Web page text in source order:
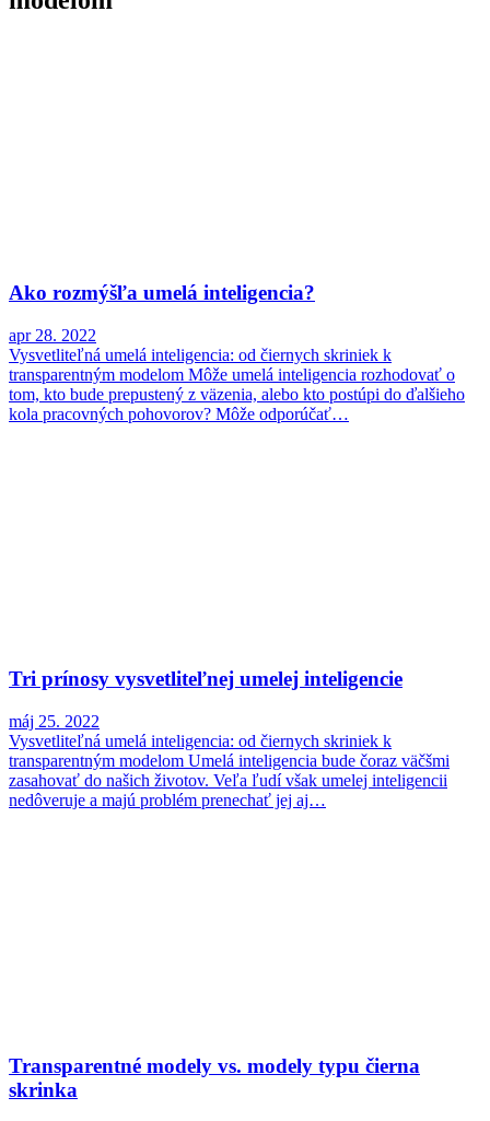
Ako rozmýšľa umelá inteligencia?
apr 28. 2022
Vysvetliteľná umelá inteligencia: od čiernych skriniek k
transparentným modelom Môže umelá inteligencia rozhodovať o
tom, kto bude prepustený z väzenia, alebo kto postúpi do ďalšieho
kola pracovných pohovorov? Môže odporúčať…
Tri prínosy vysvetliteľnej umelej inteligencie
máj 25. 2022
Vysvetliteľná umelá inteligencia: od čiernych skriniek k
transparentným modelom Umelá inteligencia bude čoraz väčšmi
zasahovať do našich životov. Veľa ľudí však umelej inteligencii
nedôveruje a majú problém prenechať jej aj…
Transparentné modely vs. modely typu čierna
skrinka